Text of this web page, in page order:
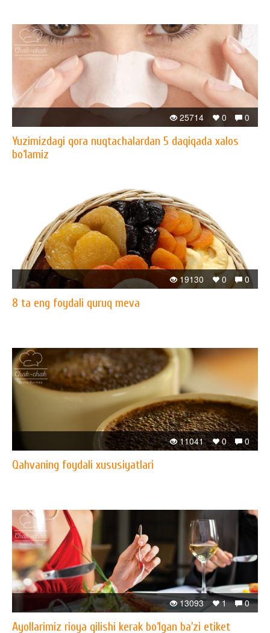
0
0
25714
Yuzimizdagi qora nuqtachalardan 5 daqiqada xalos
bo‘lamiz
0
0
19130
8 ta eng foydali quruq meva
0
0
11041
Qahvaning foydali xususiyatlari
0
1
13093
Ayollarimiz rioya qilishi kerak bo‘lgan ba’zi etiket